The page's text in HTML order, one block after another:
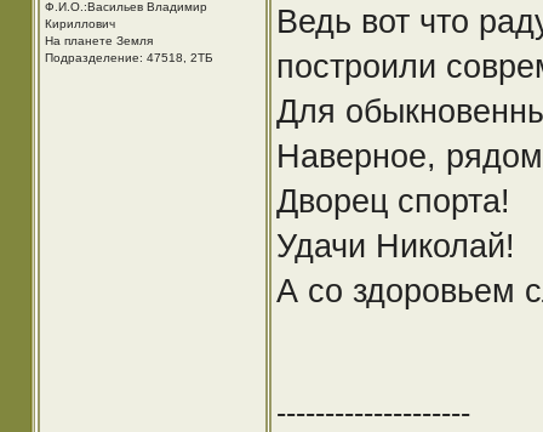
Ф.И.О.:Васильев Владимир
Кириллович
На планете Земля
Подразделение: 47518, 2ТБ
Ведь вот что
построили
Для
Наверное,
Дворец спорта!
Удачи Николай!
А со здоровьем
--------------------